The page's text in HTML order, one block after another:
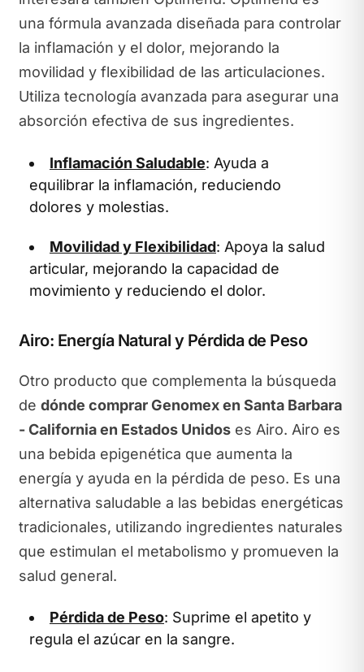
una fórmula avanzada diseñada para controlar
la inflamación y el dolor, mejorando la
movilidad y flexibilidad de las articulaciones.
Utiliza tecnología avanzada para asegurar una
absorción efectiva de sus ingredientes.
Inflamación Saludable: Ayuda a
equilibrar la inflamación, reduciendo
dolores y molestias.
Movilidad y Flexibilidad: Apoya la salud
articular, mejorando la capacidad de
movimiento y reduciendo el dolor.
Airo: Energía Natural y Pérdida de Peso
Otro producto que complementa la búsqueda
de dónde comprar Genomex en Santa Barbara
- California en Estados Unidoses Airo. Airo es
una bebida epigenética que aumenta la
energía y ayuda en la pérdida de peso. Es una
alternativa saludable a las bebidas energéticas
tradicionales, utilizando ingredientes naturales
que estimulan el metabolismo y promueven la
salud general.
Pérdida de Peso: Suprime el apetito y
regula el azúcar en la sangre.